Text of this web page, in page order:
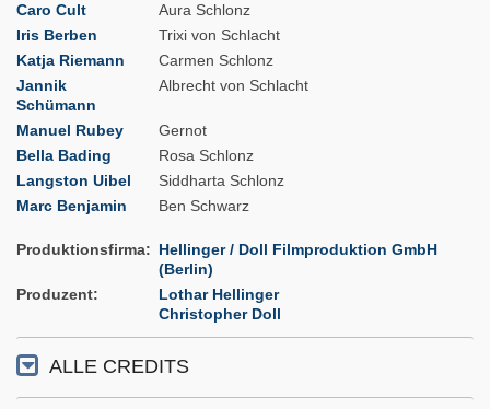
Caro Cult
Aura Schlonz
Iris Berben
Trixi von Schlacht
Katja Riemann
Carmen Schlonz
Jannik
Schümann
Albrecht von Schlacht
Manuel Rubey
Gernot
Bella Bading
Rosa Schlonz
Langston Uibel
Siddharta Schlonz
Marc Benjamin
Ben Schwarz
Produktionsfirma
Hellinger / Doll Filmproduktion GmbH
(Berlin)
Produzent
Lothar Hellinger
Christopher Doll
ALLE CREDITS